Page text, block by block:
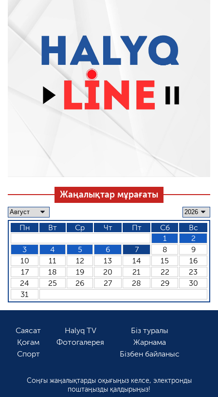
Жаңалықтар мұрағаты
Пн Вт Ср Чт Пт Сб
Вс
1
2
3
4 5 6 7 8
9
10
11 12 13 14 15
16
17
18 19 20 21 22
23
24
25 26 27 28 29
30
31
Саясат
Қоғам
Спорт
Halyq TV
Фотогалерея
Біз туралы
Жарнама
Бізбен байланыс
Соңғы жаңалықтарды оқығыңыз келсе, электронды
поштаңызды қалдырыңыз!